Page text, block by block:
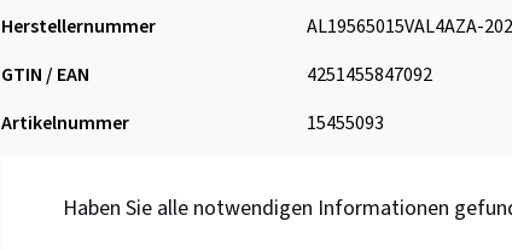
Herstellernummer
AL19565015VAL4AZA-
GTIN / EAN
4251455847092
Artikelnummer
15455093
Haben Sie alle notwendigen Informationen